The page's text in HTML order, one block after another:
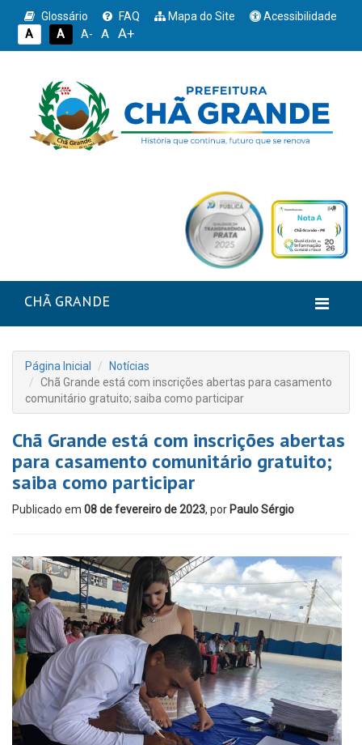
Glossário FAQ Mapa do Site
Acessibilidade
A
A A- A A+
CHÃ GRANDE
Página Inicial
Notícias
Chã Grande está com inscrições abertas para casamento
comunitário gratuito; saiba como participar
Chã Grande está com inscrições abertas
para casamento comunitário gratuito;
saiba como participar
Publicado em 08 de fevereiro de 2023, por Paulo Sérgio